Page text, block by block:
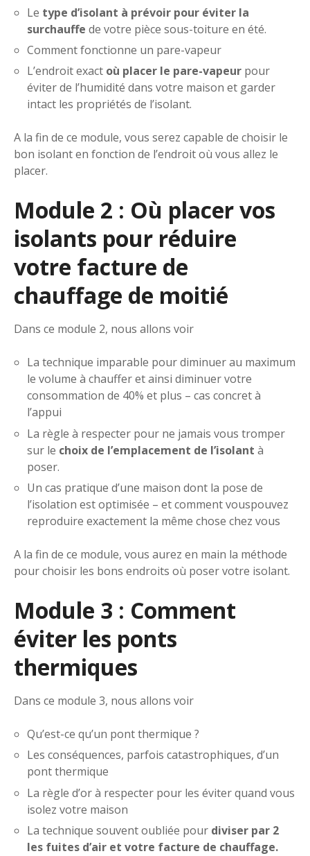
Le type d’isolant à prévoir pour éviter la
surchauffe de votre pièce sous-toiture en été.
Comment fonctionne un pare-vapeur
L’endroit exact où placer le pare-vapeur pour
éviter de l’humidité dans votre maison et garder
intact les propriétés de l’isolant.
A la fin de ce module, vous serez capable de choisir le
bon isolant en fonction de l’endroit où vous allez le
placer.
Module 2 : Où placer vos
isolants pour réduire
votre facture de
chauffage de moitié
Dans ce module 2, nous allons voir
La technique imparable pour diminuer au maximum
le volume à chauffer et ainsi diminuer votre
consommation de 40% et plus – cas concret à
l’appui
La règle à respecter pour ne jamais vous tromper
sur le choix de l’emplacement de l’isolant à
poser.
Un cas pratique d’une maison dont la pose de
l’isolation est optimisée – et comment vouspouvez
reproduire exactement la même chose chez vous
A la fin de ce module, vous aurez en main la méthode
pour choisir les bons endroits où poser votre isolant.
Module 3 : Comment
éviter les ponts
thermiques
Dans ce module 3, nous allons voir
Qu’est-ce qu’un pont thermique ?
Les conséquences, parfois catastrophiques, d’un
pont thermique
La règle d’or à respecter pour les éviter quand vous
isolez votre maison
La technique souvent oubliée pour diviser par 2
les fuites d’air et votre facture de chauffage.